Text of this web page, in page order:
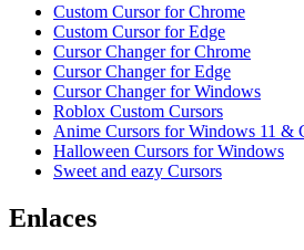
Custom Cursor for Chrome
Custom Cursor for Edge
Cursor Changer for Chrome
Cursor Changer for Edge
Cursor Changer for Windows
Roblox Custom Cursors
Anime Cursors for Windows 11 &
Halloween Cursors for Windows
Sweet and eazy Cursors
Enlaces